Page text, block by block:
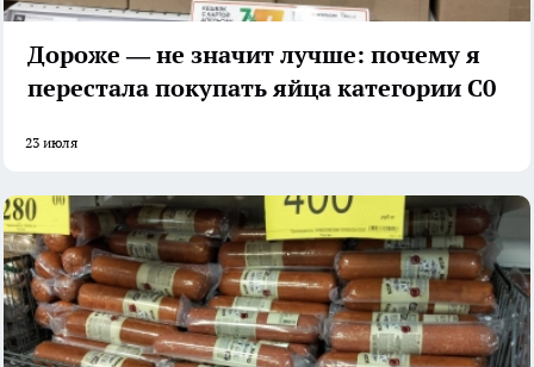
Дороже — не значит лучше: почему я
перестала покупать яйца категории С0
23 июля